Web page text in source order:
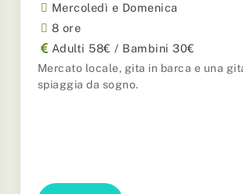
Mercoledì e Domenica
8 ore
Adulti 58€ / Bambini 30€
Mercato locale, gita in barca e una
spiaggia da sogno.